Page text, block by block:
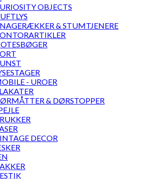
OBJECTS
& STUMTJENERE
- UROER
& DØRSTOPPER
DECOR